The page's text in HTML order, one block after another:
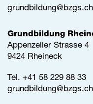
grundbildung@bzgs.ch
Grundbildung
Appenzeller Strasse 4
9424 Rheineck
Tel. +41 58 229 88 33
grundbildung@bzgs.ch